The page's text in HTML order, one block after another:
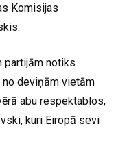
Komisijas
partijām notiks
deviņām vietām
abu respektablos,
kuri Eiropā sevi